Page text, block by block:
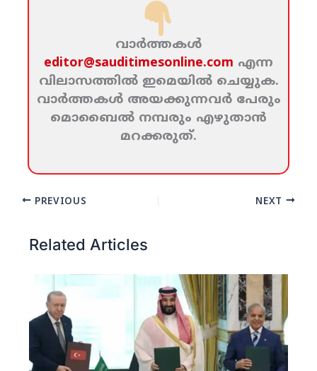
വാര്‍ത്തകള്‍
editor@sauditimesonline.com എന്ന
വിലാസത്തില്‍ ഇമെയില്‍ ചെയ്യുക.
വാര്‍ത്തകള്‍ അയക്കുന്നവര്‍ പേരും
മൊബൈല്‍ നമ്പരും എഴുതാന്‍
മറക്കരുത്‌.
PREVIOUS NEXT
Related Articles